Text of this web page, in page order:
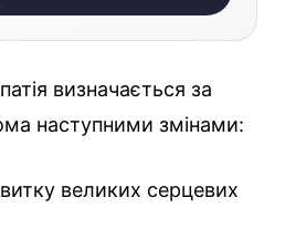
визначається за
наступними змінами:
великих серцевих